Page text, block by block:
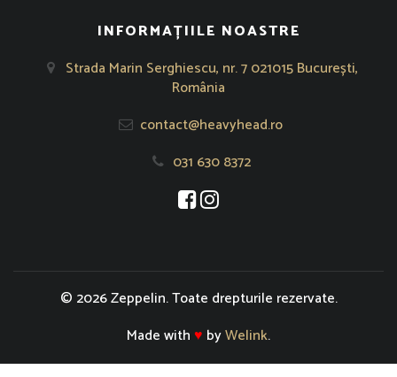
INFORMAȚIILE NOASTRE
Strada Marin Serghiescu, nr. 7 021015 București,
România
contact@heavyhead.ro
031 630 8372
Se deschide într-o fereastră nouă
Se deschide într-o fereastră
© 2026 Zeppelin. Toate drepturile rezervate.
Made with♥ byWelink.